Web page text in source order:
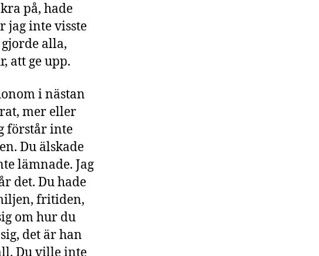
på, hade
jag inte visste
alla,
att ge upp.
i nästan
mer eller
förstår inte
Du älskade
lämnade. Jag
det. Du hade
fritiden,
om hur du
det är han
Du ville inte